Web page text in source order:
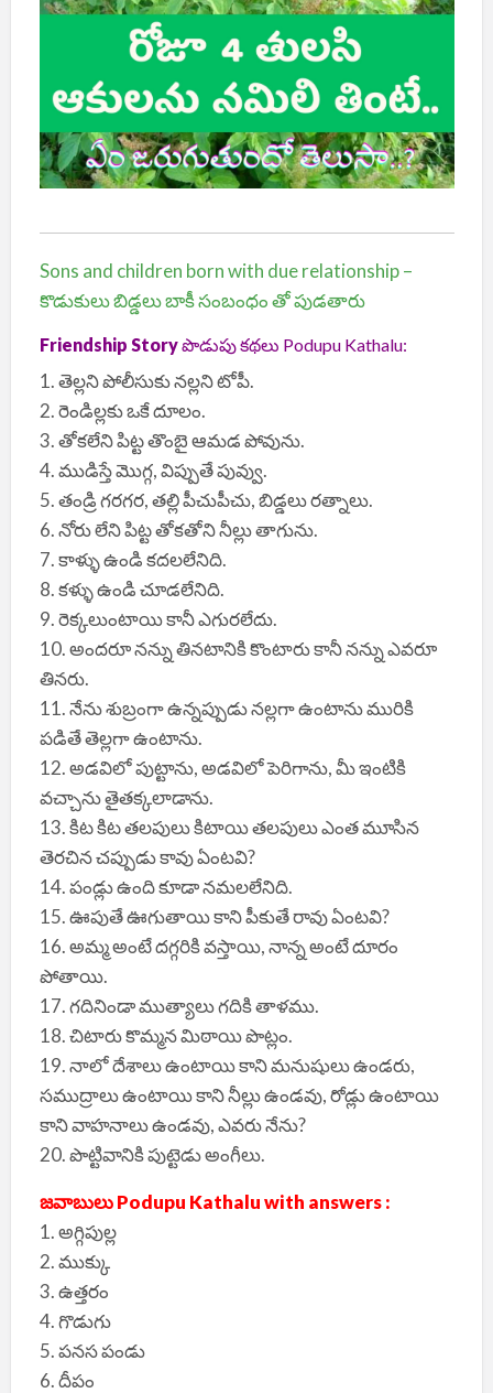
Sons and children born with due relationship –
కొడుకులు బిడ్డలు బాకీ సంబంధం తో పుడతారు
Friendship Storyపొడుపు కథలు Podupu Kathalu:
1. తెల్లని పోలీసుకు నల్లని టోపీ.
2. రెండిల్లకు ఒకే దూలం.
3. తోకలేని పిట్ట తొంబై ఆమడ పోవును.
4. ముడిస్తే మొగ్గ, విప్పుతే పువ్వు.
5. తండ్రి గరగర, తల్లి పీచుపీచు, బిడ్డలు రత్నాలు.
6. నోరు లేని పిట్ట తోకతోని నీల్లు తాగును.
7. కాళ్ళు ఉండి కదలలేనిది.
8. కళ్ళు ఉండి చూడలేనిది.
9. రెక్కలుంటాయి కానీ ఎగురలేదు.
10. అందరూ నన్ను తినటానికి కొంటారు కానీ నన్ను ఎవరూ
తినరు.
11. నేను శుబ్రంగా ఉన్నప్పుడు నల్లగా ఉంటాను మురికి
పడితే తెల్లగా ఉంటాను.
12. అడవిలో పుట్టాను, అడవిలో పెరిగాను, మీ ఇంటికి
వచ్చాను తైతక్కలాడాను.
13. కిట కిట తలపులు కిటాయి తలపులు ఎంత మూసిన
తెరచిన చప్పుడు కావు ఏంటవి?
14. పండ్లు ఉంది కూడా నమలలేనిది.
15. ఊపుతే ఊగుతాయి కాని పీకుతే రావు ఏంటవి?
16. అమ్మ అంటే దగ్గరికి వస్తాయి, నాన్న అంటే దూరం
పోతాయి.
17. గదినిండా ముత్యాలు గదికి తాళము.
18. చిటారు కొమ్మన మిఠాయి పొట్లం.
19. నాలో దేశాలు ఉంటాయి కాని మనుషులు ఉండరు,
సముద్రాలు ఉంటాయి కాని నీల్లు ఉండవు, రోడ్లు ఉంటాయి
కాని వాహనాలు ఉండవు, ఎవరు నేను?
20. పొట్టివానికి పుట్టెడు అంగీలు.
జవాబులు Podupu Kathalu with answers :
1. అగ్గిపుల్ల
2. ముక్కు
3. ఉత్తరం
4. గొడుగు
5. పనస పండు
6. దీపం